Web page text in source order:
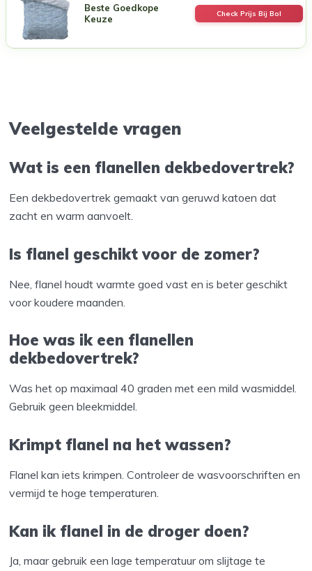
Beste Goedkope
Keuze
Check Prijs Bij Bol
Veelgestelde vragen
Wat is een flanellen dekbedovertrek?
Een dekbedovertrek gemaakt van geruwd katoen dat
zacht en warm aanvoelt.
Is flanel geschikt voor de zomer?
Nee, flanel houdt warmte goed vast en is beter geschikt
voor koudere maanden.
Hoe was ik een flanellen
dekbedovertrek?
Was het op maximaal 40 graden met een mild wasmiddel.
Gebruik geen bleekmiddel.
Krimpt flanel na het wassen?
Flanel kan iets krimpen. Controleer de wasvoorschriften en
vermijd te hoge temperaturen.
Kan ik flanel in de droger doen?
Ja, maar gebruik een lage temperatuur om slijtage te